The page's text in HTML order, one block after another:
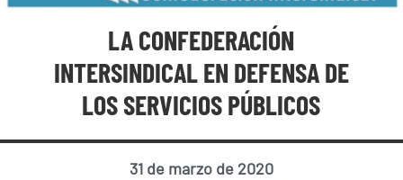
LA CONFEDERACIÓN
INTERSINDICAL EN DEFENSA DE
LOS SERVICIOS PÚBLICOS
31 de marzo de 2020